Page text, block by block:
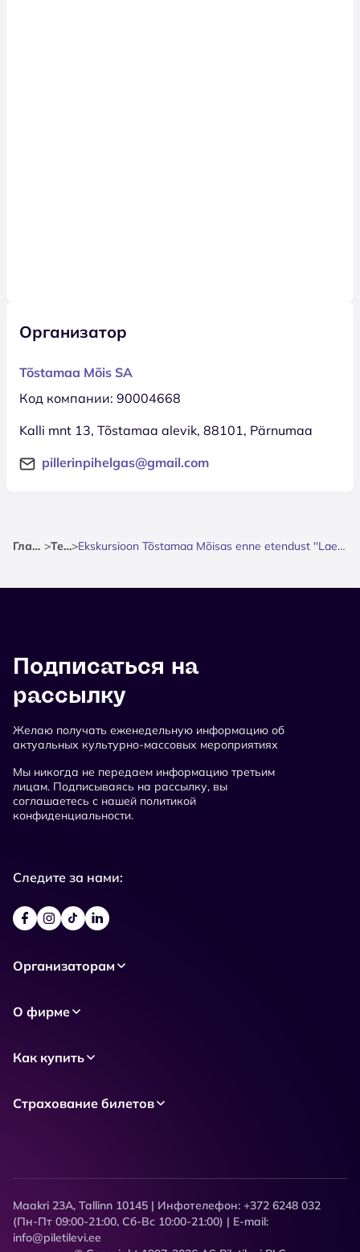
Организатор
Tõstamaa Mõis SA
Код компании: 90004668
Kalli mnt 13, Tõstamaa alevik, 88101, Pärnumaa
pillerinpihelgas@gmail.com
Главная > Театр> Ekskursioon Tõstamaa Mõisas enne etendust ''Laevad jäätuvad aeglaselt''
Подписаться на
рассылку
Желаю получать еженедельную информацию об
актуальных культурно-массовых мероприятиях
Мы никогда не передаем информацию третьим
лицам. Подписываясь на рассылку, вы
соглашаетесь с нашей политикой
конфиденциальности.
Следите за нами:
Организаторам
О фирме
Как купить
Страхование билетов
Maakri 23A, Tallinn 10145 | Инфотелефон: +372 6248 032
(Пн-Пт 09:00-21:00, Сб-Вс 10:00-21:00) | E-mail:
info@piletilevi.ee